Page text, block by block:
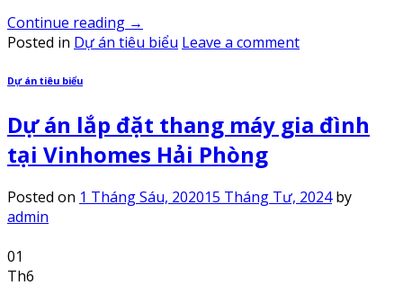
Continue reading →
Posted in Dự án tiêu biểu Leave a comment
Dự án tiêu biểu
Dự án lắp đặt thang máy gia đình
tại Vinhomes Hải Phòng
Posted on 1 Tháng Sáu, 202015 Tháng Tư, 2024by
admin
01
Th6